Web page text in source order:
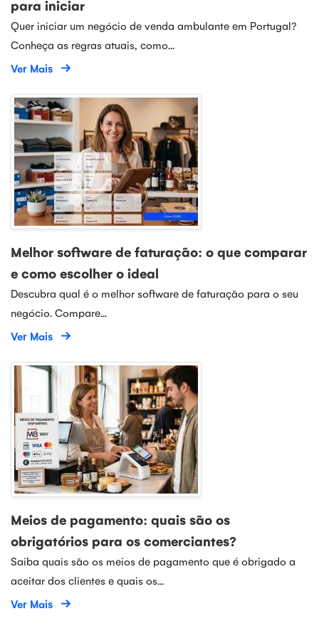
para iniciar
Quer iniciar um negócio de venda ambulante em Portugal?
Conheça as regras atuais, como...
Ver Mais
Melhor software de faturação: o que comparar
e como escolher o ideal
Descubra qual é o melhor software de faturação para o seu
negócio. Compare...
Ver Mais
Meios de pagamento: quais são os
obrigatórios para os comerciantes?
Saiba quais são os meios de pagamento que é obrigado a
aceitar dos clientes e quais os...
Ver Mais